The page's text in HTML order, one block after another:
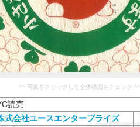
^^ 写真をクリックして全体構図をチェック ^^
読売
式会社ユースエンタープライズ